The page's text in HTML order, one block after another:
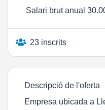
Salari brut anual
23 inscrits
Descripció de l'oferta
Empresa ubicada a